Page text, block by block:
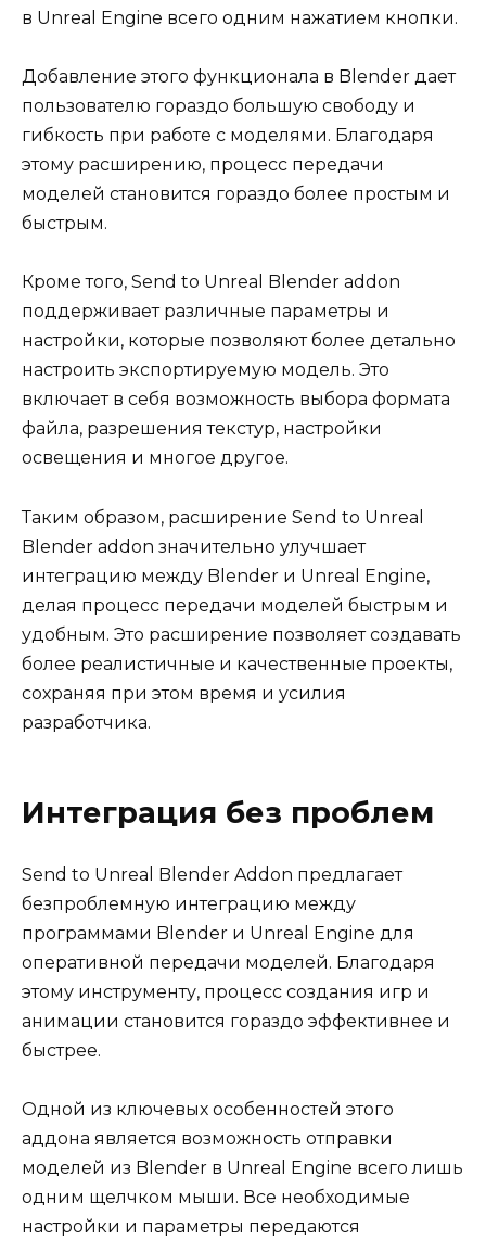
в Unreal Engine всего одним нажатием кнопки.
Добавление этого функционала в Blender дает
пользователю гораздо большую свободу и
гибкость при работе с моделями. Благодаря
этому расширению, процесс передачи
моделей становится гораздо более простым и
быстрым.
Кроме того, Send to Unreal Blender addon
поддерживает различные параметры и
настройки, которые позволяют более детально
настроить экспортируемую модель. Это
включает в себя возможность выбора формата
файла, разрешения текстур, настройки
освещения и многое другое.
Таким образом, расширение Send to Unreal
Blender addon значительно улучшает
интеграцию между Blender и Unreal Engine,
делая процесс передачи моделей быстрым и
удобным. Это расширение позволяет создавать
более реалистичные и качественные проекты,
сохраняя при этом время и усилия
разработчика.
Интеграция без проблем
Send to Unreal Blender Addon предлагает
безпроблемную интеграцию между
программами Blender и Unreal Engine для
оперативной передачи моделей. Благодаря
этому инструменту, процесс создания игр и
анимации становится гораздо эффективнее и
быстрее.
Одной из ключевых особенностей этого
аддона является возможность отправки
моделей из Blender в Unreal Engine всего лишь
одним щелчком мыши. Все необходимые
настройки и параметры передаются